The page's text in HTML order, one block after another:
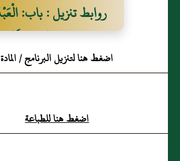
روابط تنزيل : باب:
رَاعٍ فِي مَالِ سَيِّدِهِ وَلاَ
إِلاَّ بِإِذْنِهِ
اضغط هنا لتنزيل البرنامج / المادة
اضغط هنا للطباعة